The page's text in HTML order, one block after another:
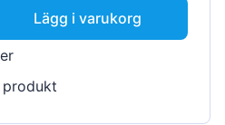
Lägg i varukorg
produkt